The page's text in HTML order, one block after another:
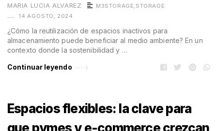
MARIA LUCIA ALVAREZ M3STORAGE, STORAGE
14 AGOSTO, 2024
¿Cómo la reutilización de espacios inactivos para
almacenamiento puede beneficiar al medio ambiente? En un
contexto donde la sostenibilidad y …
Continuar leyendo
Espacios flexibles: la clave para